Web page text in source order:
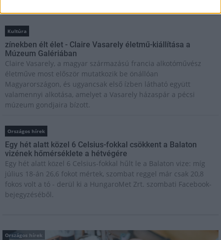
Kultúra
zínekben élt élet - Claire Vasarely életmű-kiállítása a
Múzeum Galériában
Claire Vasarely, a magyar származású francia alkotóművész
életműve most először mutatkozik be önállóan
Magyarországon, és ugyancsak első ízben látható együtt
valamennyi alkotása, amelyet a Vasarely házaspár a pécsi
múzeum gondjaira bízott.
Országos hírek
Egy hét alatt közel 6 Celsius-fokkal csökkent a Balaton
vizének hőmérséklete a hétvégére
Egy hét alatt közel 6 Celsius-fokkal hűlt le a Balaton vize: míg
július 18-án 26,6 fokot mértek, szombat reggel már csak 20,8
fokos volt a tó - derül ki a HungaroMet Zrt. szombati Facebook-
bejegyzéséből.
Országos hírek